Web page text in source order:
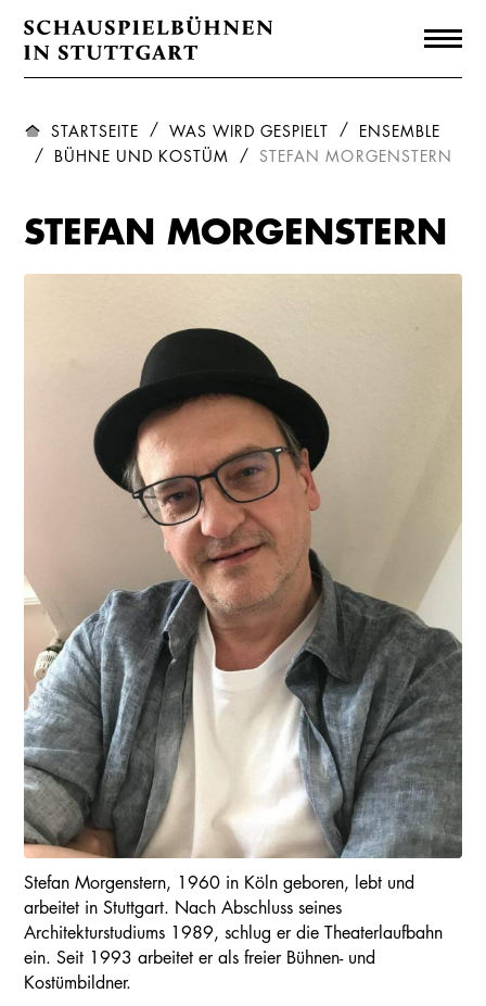
STARTSEITE WAS WIRD GESPIELT
ENSEMBLE
BÜHNE UND KOSTÜM
STEFAN MORGENSTERN
STEFAN MORGENSTERN
Stefan Morgenstern, 1960 in Köln geboren, lebt und
arbeitet in Stuttgart. Nach Abschluss seines
Architekturstudiums 1989, schlug er die Theaterlaufbahn
ein. Seit 1993 arbeitet er als freier Bühnen- und
Kostümbildner.